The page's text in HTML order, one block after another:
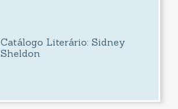
Catálogo Literário: Sidney
Sheldon